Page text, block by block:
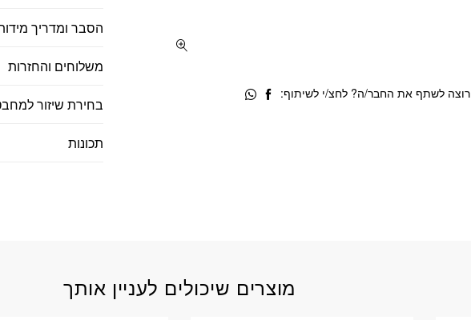
הסבר ומדריך
משלוחים והחזרות
בחירת שיזור
תכונות
רוצה לשתף את החבר/ה? לחצ/י לשיתוף:
מוצרים שיכולים לעניין אותך